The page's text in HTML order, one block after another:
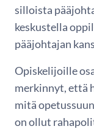
silloista
keskustella
pääjohtajan
Opiskelijoille
merkinnyt, että
mitä
on ollut